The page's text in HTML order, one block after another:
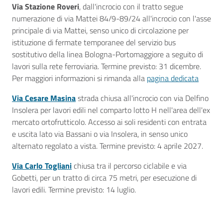
Via Stazione Roveri, dall'incrocio con il tratto segue
numerazione di via Mattei 84/9-89/24 all'incrocio con l'asse
principale di via Mattei, senso unico di circolazione per
istituzione di fermate temporanee del servizio bus
sostitutivo della linea Bologna-Portomaggiore a seguito di
lavori sulla rete ferroviaria. Termine previsto: 31 dicembre.
Per maggiori informazioni si rimanda alla pagina dedicata
Via Cesare Masinastrada chiusa all'incrocio con via Delfino
Insolera per lavori edili nel comparto lotto H nell'area dell'ex
mercato ortofrutticolo. Accesso ai soli residenti con entrata
e uscita lato via Bassani o via Insolera, in senso unico
alternato regolato a vista. Termine previsto: 4 aprile 2027.
Via Carlo Togliani chiusa tra il percorso ciclabile e via
Gobetti, per un tratto di circa 75 metri, per esecuzione di
lavori edili. Termine previsto: 14 luglio.